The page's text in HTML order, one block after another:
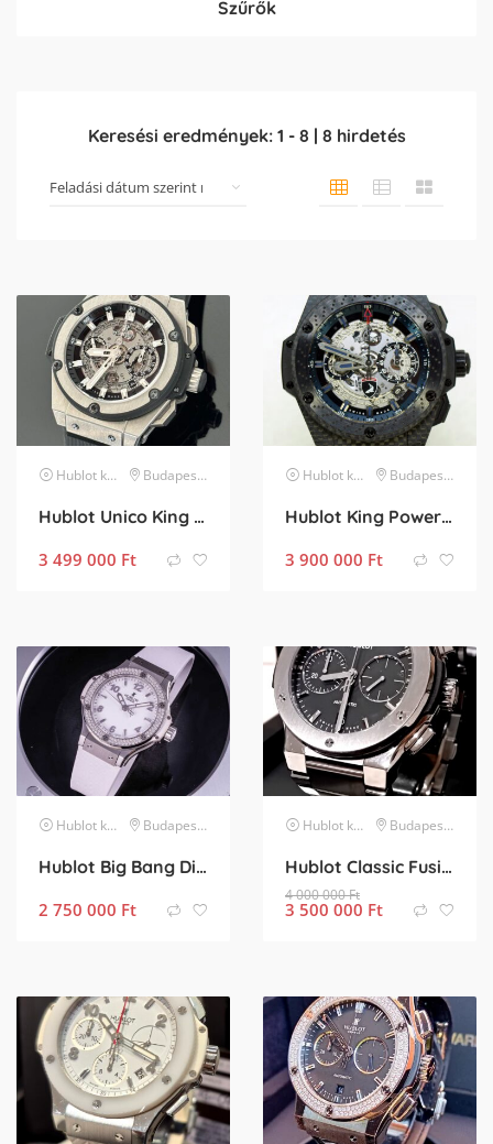
Szűrők
Keresési eredmények: 1 - 8 | 8 hirdetés
Hublot karóra Budapest XIII. kerület
Hublot Unico King Power Fullset 48mm
3 499 000 Ft
Hublot karóra Budapest XXIII. kerület
Hublot King Power TopCar Limited Edition
3 900 000 Ft
Hublot karóra Budapest XIII. kerület
Hublot Big Bang Diamonds Lady
2 750 000 Ft
Hublot karóra Budapest XXIII. kerület
Hublot Classic Fusion Chronograph
4 000 000Ft
3 500 000 Ft